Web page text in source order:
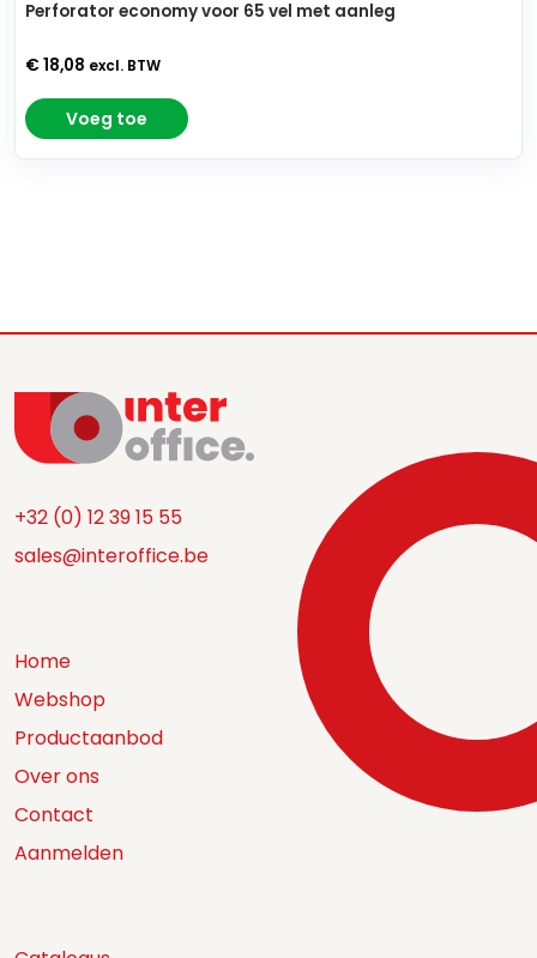
Perforator economy voor 65 vel met aanleg
€ 18,08 excl. BTW
Voeg toe
+32 (0) 12 39 15 55
sales@interoffice.be
Home
Webshop
Productaanbod
Over ons
Contact
Aanmelden